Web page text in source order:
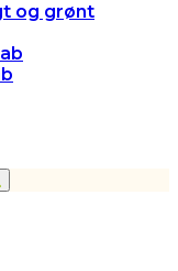
og grønt